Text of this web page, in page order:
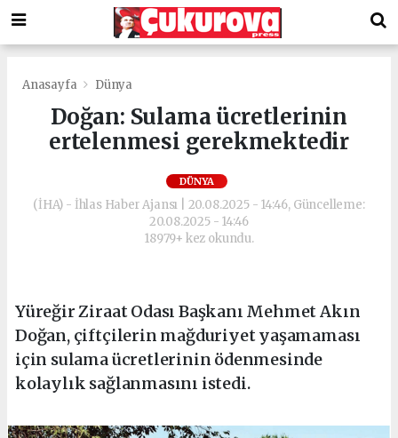
Anasayfa Dünya
Doğan: Sulama ücretlerinin
ertelenmesi gerekmektedir
DÜNYA
(İHA) - İhlas Haber Ajansı | 20.08.2025 - 14:46, Güncelleme:
20.08.2025 - 14:46
18979+ kez okundu.
Yüreğir Ziraat Odası Başkanı Mehmet Akın
Doğan, çiftçilerin mağduriyet yaşamaması
için sulama ücretlerinin ödenmesinde
kolaylık sağlanmasını istedi.